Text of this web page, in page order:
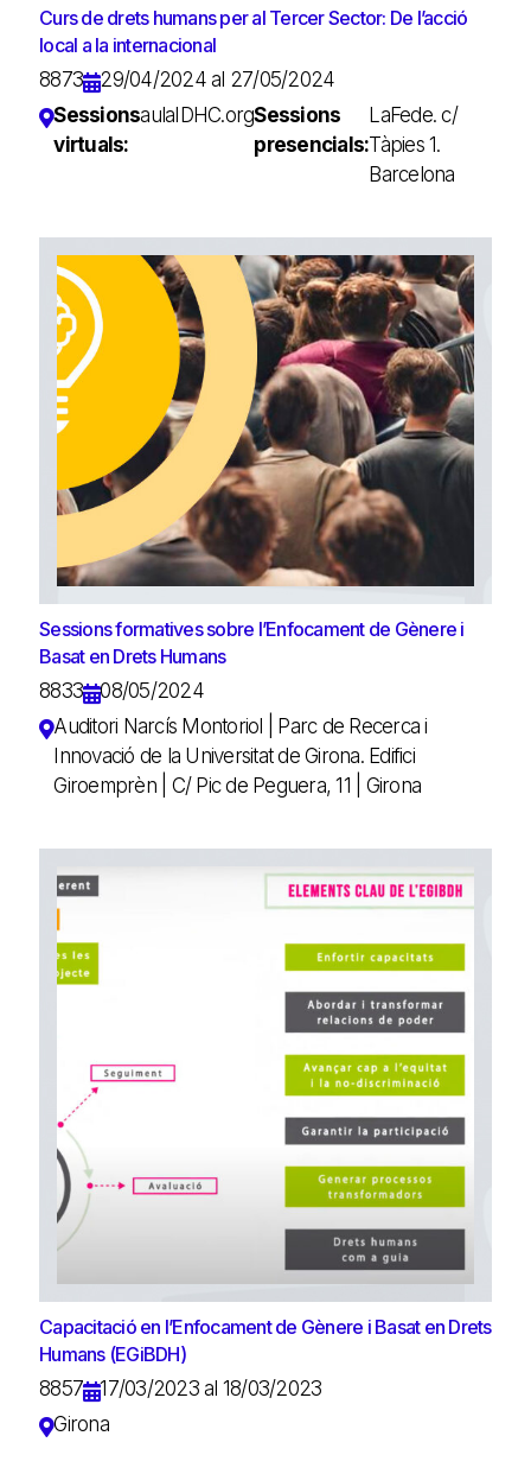
Curs de drets humans per al Tercer Sector: De l’acció
local a la internacional
8873
29/04/2024 al 27/05/2024
Sessions
virtuals:
aulaIDHC.orgSessions
presencials:
LaFede. c/
Tàpies 1.
Barcelona
Sessions formatives sobre l’Enfocament de Gènere i
Basat en Drets Humans
8833
08/05/2024
Auditori Narcís Montoriol | Parc de Recerca i
Innovació de la Universitat de Girona. Edifici
Giroemprèn | C/ Pic de Peguera, 11 | Girona
Capacitació en l’Enfocament de Gènere i Basat en Drets
Humans (EGiBDH)
8857
17/03/2023 al 18/03/2023
Girona